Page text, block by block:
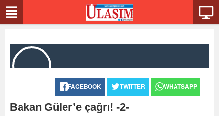
FACEBOOK TWITTER WHATSAPP
Bakan Güler’e çağrı! -2-